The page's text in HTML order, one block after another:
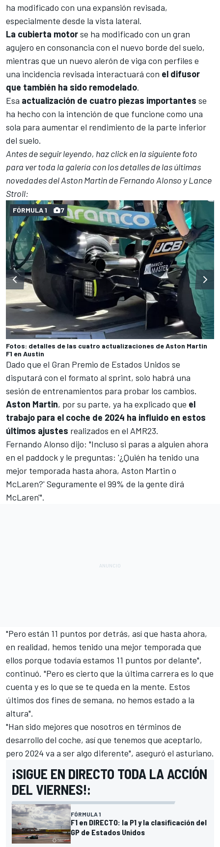
ha modificado con una expansión revisada,
especialmente desde la vista lateral.
La cubierta motorse ha modificado con un gran
agujero en consonancia con el nuevo borde del suelo,
mientras que un nuevo alerón de viga con perfiles e
una incidencia revisada interactuará con el difusor
que también ha sido remodelado.
Esa actualización de cuatro piezas importantes se
ha hecho con la intención de que funcione como una
sola para aumentar el rendimiento de la parte inferior
del suelo.
Antes de seguir leyendo, haz click en la siguiente foto
para ver toda la galería con los detalles de las últimas
novedades del Aston Martin de Fernando Alonso y Lance
Stroll:
Fotos: detalles de las cuatro actualizaciones de Aston Martin
F1 en Austin
FÓRMULA 1 7
Dado que el Gran Premio de Estados Unidos se
disputará con el formato al sprint, solo habrá una
sesión de entrenamientos para probar los cambios.
Aston Martin, por su parte, ya ha explicado que el
trabajo para el coche de 2024 ha influido en estos
últimos ajustes realizados en el AMR23.
Fernando Alonso dijo: "Incluso si paras a alguien ahora
en el paddock y le preguntas: '¿Quién ha tenido una
mejor temporada hasta ahora, Aston Martin o
McLaren?' Seguramente el 99% de la gente dirá
McLaren'".
"Pero están 11 puntos por detrás, así que hasta ahora,
en realidad, hemos tenido una mejor temporada que
ellos porque todavía estamos 11 puntos por delante",
continuó. "Pero es cierto que la última carrera es lo que
cuenta y es lo que se te queda en la mente. Estos
últimos dos fines de semana, no hemos estado a la
altura".
"Han sido mejores que nosotros en términos de
desarrollo del coche, así que tenemos que aceptarlo,
pero 2024 va a ser algo diferente", aseguró el asturiano.
¡SIGUE EN DIRECTO TODA LA ACCIÓN
DEL VIERNES!:
FÓRMULA 1
F1 en DIRECTO: la P1 y la clasificación del
GP de Estados Unidos